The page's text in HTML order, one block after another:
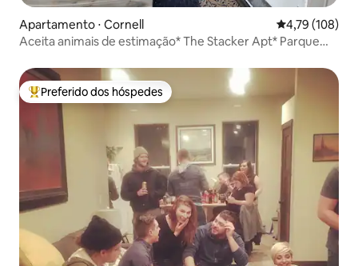
Apartamento ⋅ Cornell 4,79 de uma
4,79 (108)
Aceita animais de estimação* The Stacker Apt* Parque
Entre os melhores preferidos dos hóspedes
Preferido dos hóspedes